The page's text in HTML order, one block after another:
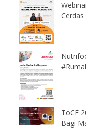
ToCF
Bagi